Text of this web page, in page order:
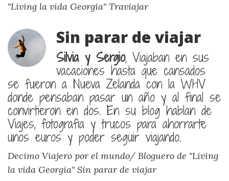
"Living la vida Georgia" Traviajar
Sin parar de viajar
Silvia y Sergio, Viajaban en sus
vacaciones hasta que cansados
se fueron a Nueva Zelanda con la WHV
donde pensaban pasar un año y al final se
convirtieron en dos. En su blog hablan de
Viajes, fotografia y trucos para ahorrarte
unos euros y poder seguir viajando.
Decimo Viajero por el mundo/ Bloguero de "Living
la vida Georgia" Sin parar de viajar